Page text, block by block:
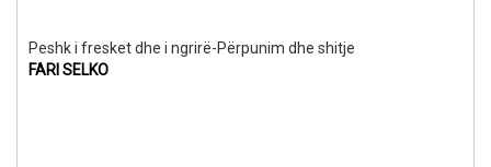
Peshk i fresket dhe i ngrirë-Përpunim dhe shitje
FARI SELKO